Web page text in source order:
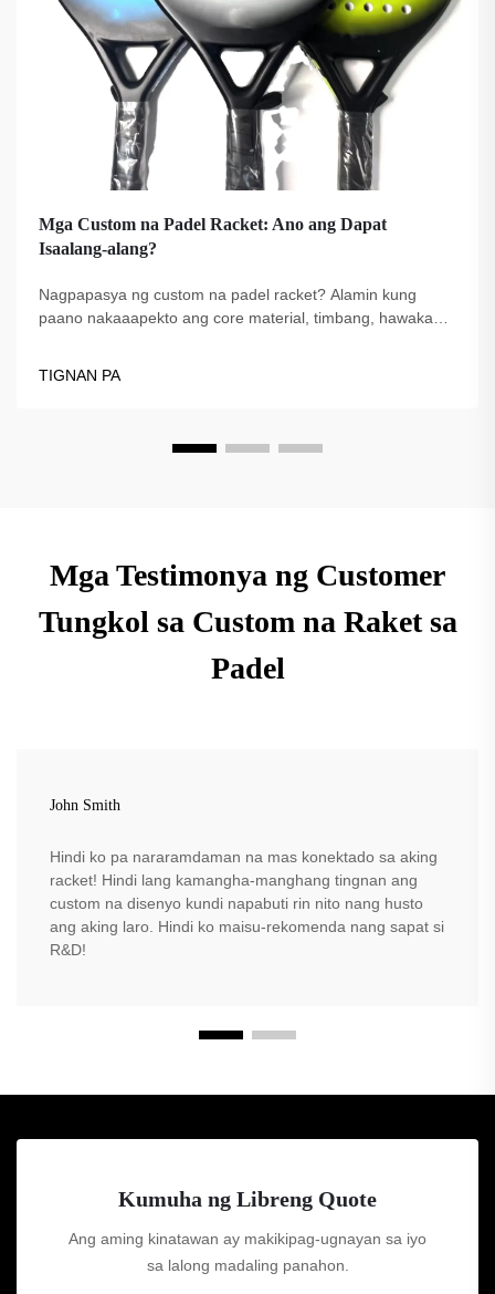
Mga Custom na Padel Racket: Ano ang Dapat
Isaalang-alang?
Nagpapasya ng custom na padel racket? Alamin kung
paano nakaaapekto ang core material, timbang, hawakan,
TIGNAN PA
Mga Testimonya ng Customer
Tungkol sa Custom na Raket sa
Padel
John Smith
Hindi ko pa nararamdaman na mas konektado sa aking
racket! Hindi lang kamangha-manghang tingnan ang
custom na disenyo kundi napabuti rin nito nang husto
ang aking laro. Hindi ko maisu-rekomenda nang sapat si
R&D!
Kumuha ng Libreng Quote
Ang aming kinatawan ay makikipag-ugnayan sa iyo
sa lalong madaling panahon.